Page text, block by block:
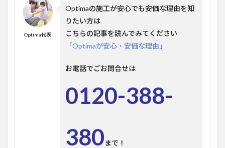
Optima代表
Optimaの施工が安心でも安価な理由を知
りたい方は
こちらの記事を読んでみてください
「Optimaが安心・安価な理由」
お電話でごお問合せは
0120-388-
380まで！